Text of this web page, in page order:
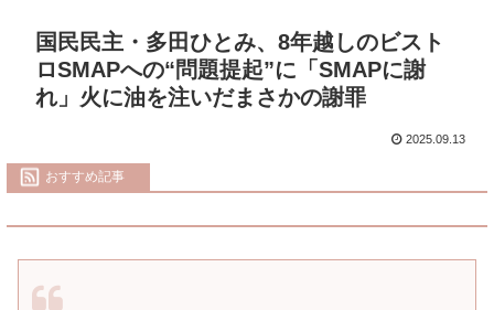
国民民主・多田ひとみ、8年越しのビスト
ロSMAPへの“問題提起”に「SMAPに謝
れ」火に油を注いだまさかの謝罪
2025.09.13
おすすめ記事